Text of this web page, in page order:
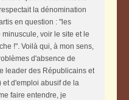
la dénomination
en question : "les
voir le site et le
!". Voilà qui, à mon sens,
d'absence de
leader des Républicains et
et d'emploi abusif de la
faire entendre, je